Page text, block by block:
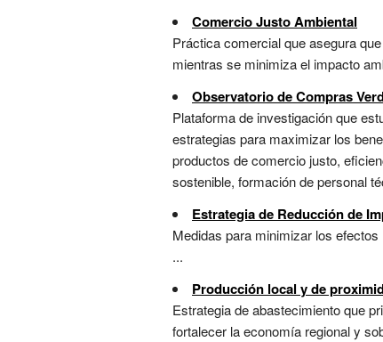
Comercio Justo Ambiental
Práctica comercial que asegura
mientras se minimiza el impacto
Observatorio de Compras
Plataforma de investigación que
estrategias para maximizar los
productos de comercio justo,
sostenible, formación de personal
Estrategia de Reducción de
Medidas para minimizar los
...
Producción local y de
Estrategia de abastecimiento que
fortalecer la economía regional y